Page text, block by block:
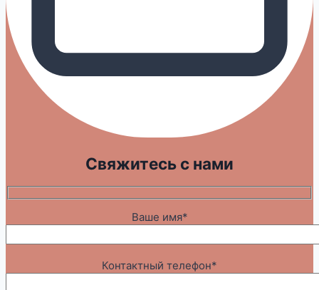
Свяжитесь с нами
Ваше имя*
Контактный телефон*